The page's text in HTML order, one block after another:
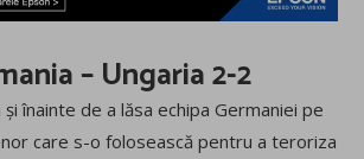
– Ungaria 2-2
înainte de a lăsa echipa Germaniei pe
care s-o folosească pentru a teroriza